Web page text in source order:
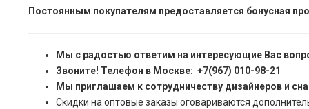
Постоянным покупателям предоставляется бонусная
Мы с радостью ответим на интересующие Вас
Звоните! Телефон в Москве: +7(967) 010-98-21
Мы приглашаем к сотрудничеству дизайнеров и
Скидки на оптовые заказы оговариваются